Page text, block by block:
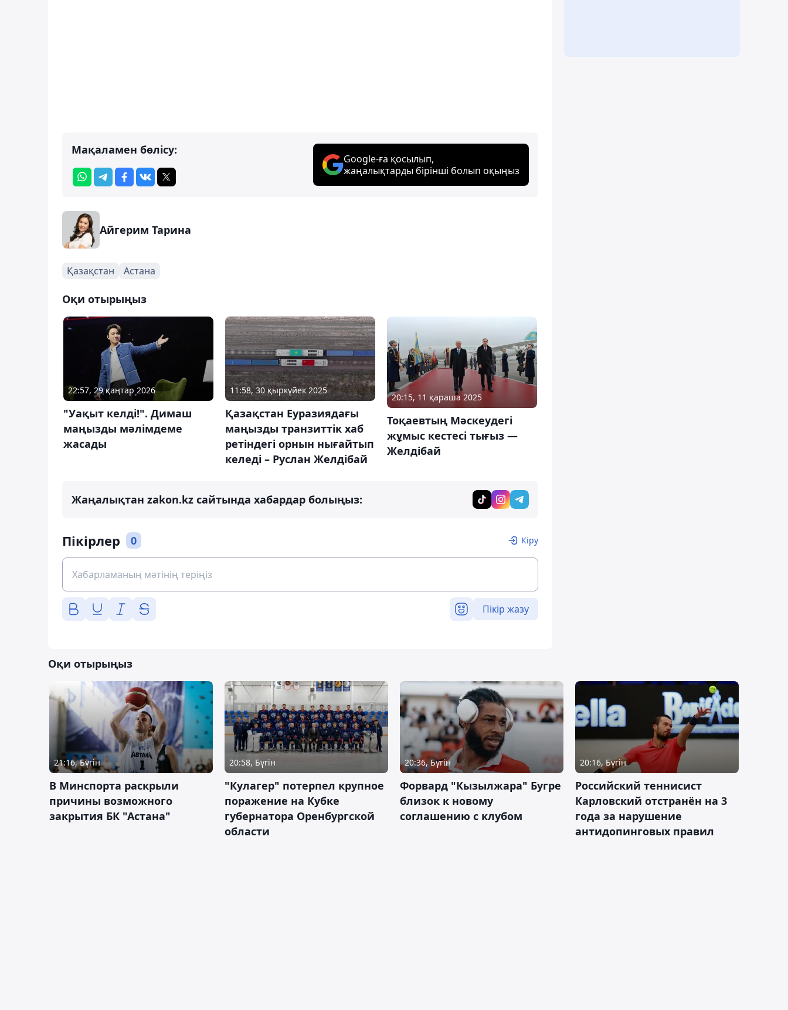
Мақаламен бөлісу:
Google-ға қосылып,
жаңалықтарды бірінші болып оқыңыз
Айгерим Тарина
Қазақстан Астана
Оқи отырыңыз
22:57, 29 қаңтар 2026
"Уақыт келді!". Димаш
маңызды мәлімдеме
жасады
11:58, 30 қыркүйек 2025
Қазақстан Еуразиядағы
маңызды транзиттік хаб
ретіндегі орнын нығайтып
келеді – Руслан Желдібай
20:15, 11 қараша 2025
Тоқаевтың Мәскеудегі
жұмыс кестесі тығыз —
Желдібай
Жаңалықтан zakon.kz сайтында хабардар болыңыз:
Пікірлер 0 Кіру
Пікір жазу
Оқи отырыңыз
21:16, Бүгін
В Минспорта раскрыли
причины возможного
закрытия БК "Астана"
20:58, Бүгін
"Кулагер" потерпел крупное
поражение на Кубке
губернатора Оренбургской
области
20:36, Бүгін
Форвард "Кызылжара" Бугре
близок к новому
соглашению с клубом
20:16, Бүгін
Российский теннисист
Карловский отстранён на 3
года за нарушение
антидопинговых правил